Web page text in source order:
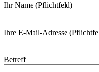
Ihr Name (Pflichtfeld)
Ihre E-Mail-Adresse
Betreff